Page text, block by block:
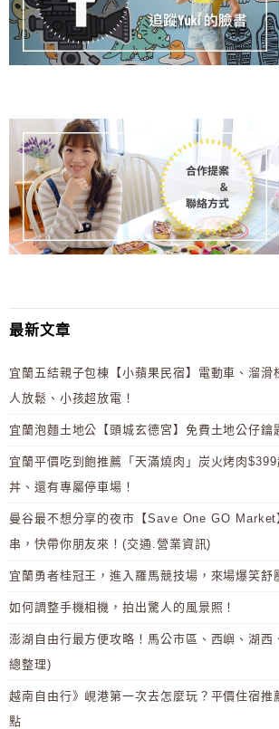
最新文章
宜蘭五結親子包棟【小蘋果民宿】電動車、溜滑
人放鬆、小孩超放電！
宜蘭泡麵土地公【頭城玄德宮】免費土地公仔鑰
宜蘭平價吃到飽推薦「天滿燒肉」炭火烤肉
丼、還有專屬停車場！
曼谷最不想分享的夜市【Save One GO Market
串，快帶你朋友來！(交通.營業資訊)
宜蘭勇者桂冠王，進入羅馬競技場，來場爆笑舒
如何調整手機相機，拍出驚人的風景照！
澎湖自由行最方便攻略！馬公市區、西嶼、湖西
總整理)
越南自由行》峴港第一次去怎麼玩？平價住宿推
點